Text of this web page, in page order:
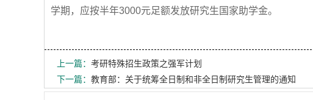
学期，应按半年3000元足额发放研究生国家助学金。
上一篇： 考研特殊招生政策之强军计划
下一篇： 教育部：关于统筹全日制和非全日制研究生管理的通知